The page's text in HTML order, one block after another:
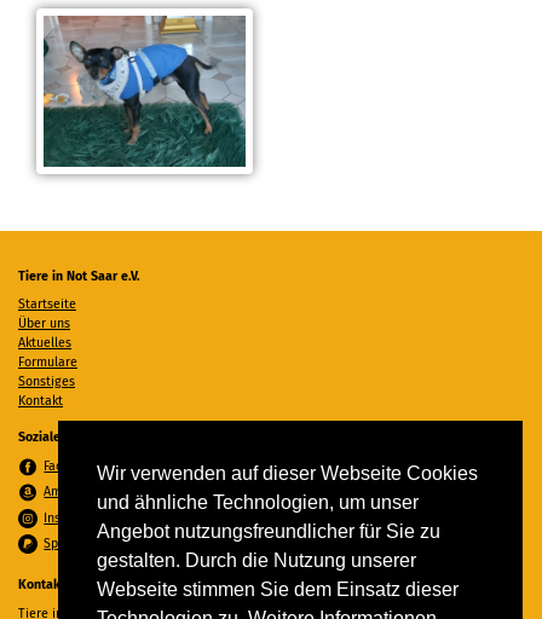
Wir verwenden auf dieser Webseite Cookies
und ähnliche Technologien, um unser
Angebot nutzungsfreundlicher für Sie zu
gestalten. Durch die Nutzung unserer
Webseite stimmen Sie dem Einsatz dieser
Tiere in Not Saar e.V.
Startseite
Über uns
Aktuelles
Formulare
Sonstiges
Kontakt
Soziale Medien
Facebook
Amazon Wunschzettel
Instagram
Spenden per PayPal
Kontakt
Tiere in Not Saar e.V.